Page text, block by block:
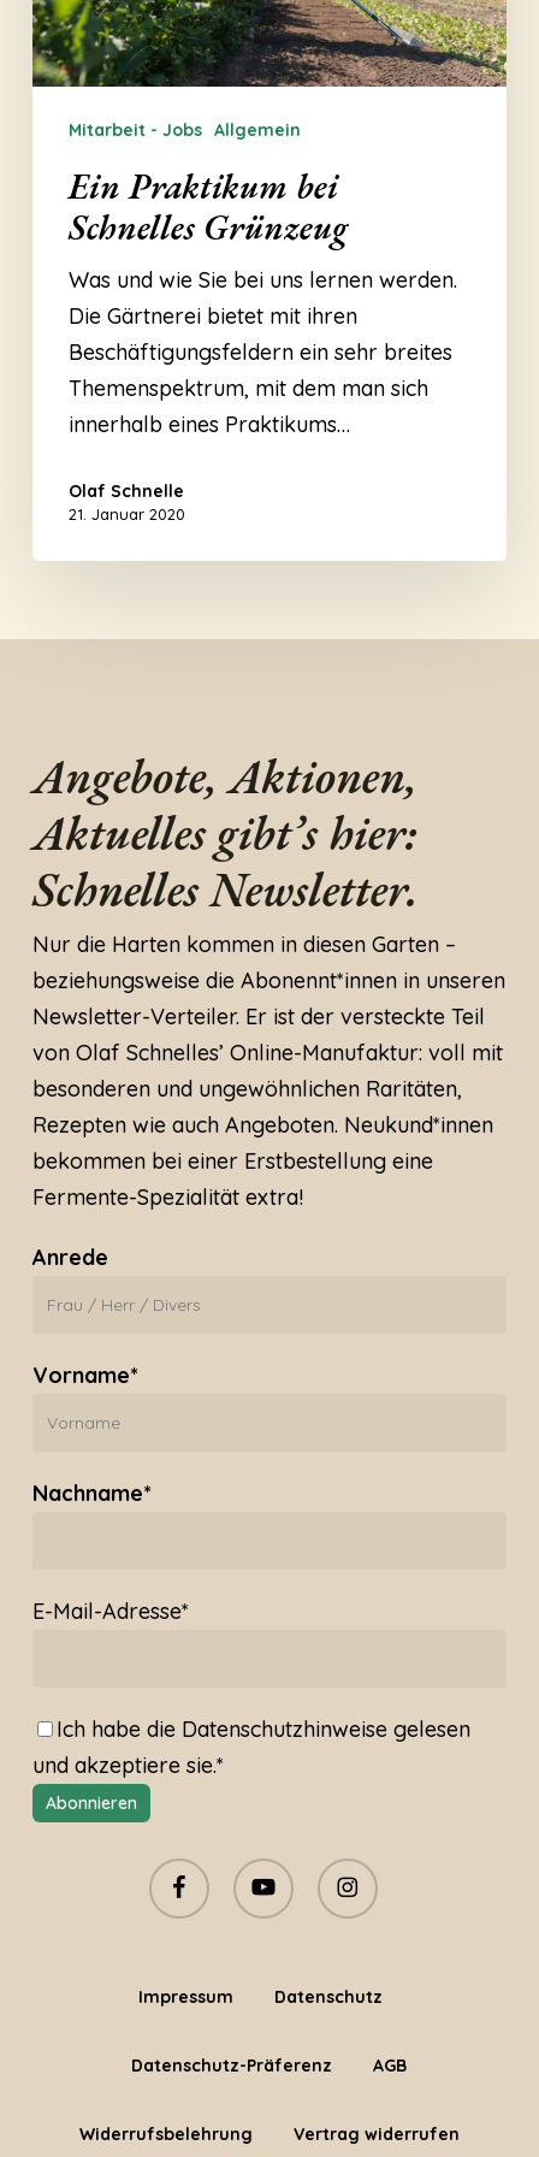
Mitarbeit - Jobs Allgemein
Ein Praktikum bei
Schnelles Grünzeug
Was und wie Sie bei uns lernen werden.
Die Gärtnerei bietet mit ihren
Beschäftigungsfeldern ein sehr breites
Themenspektrum, mit dem man sich
innerhalb eines Praktikums…
Olaf Schnelle
21. Januar 2020
Angebote, Aktionen,
Aktuelles gibt’s hier:
Schnelles Newsletter.
Nur die Harten kommen in diesen Garten –
beziehungsweise die Abonennt*innen in unseren
Newsletter-Verteiler. Er ist der versteckte Teil
von Olaf Schnelles’ Online-Manufaktur: voll mit
besonderen und ungewöhnlichen Raritäten,
Rezepten wie auch Angeboten. Neukund*innen
bekommen bei einer Erstbestellung eine
Fermente-Spezialität extra!
Anrede
Vorname*
Nachname*
E-Mail-Adresse*
Ich habe die Datenschutzhinweisegelesen
und akzeptiere sie.*
facebook youtube instagram
Impressum Datenschutz
Datenschutz-Präferenz AGB
Widerrufsbelehrung Vertrag widerrufen